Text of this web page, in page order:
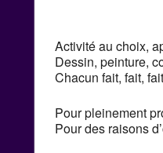
Activité au choix,
Dessin, peinture,
Chacun fait, fait,
Pour pleinement
Pour des raisons